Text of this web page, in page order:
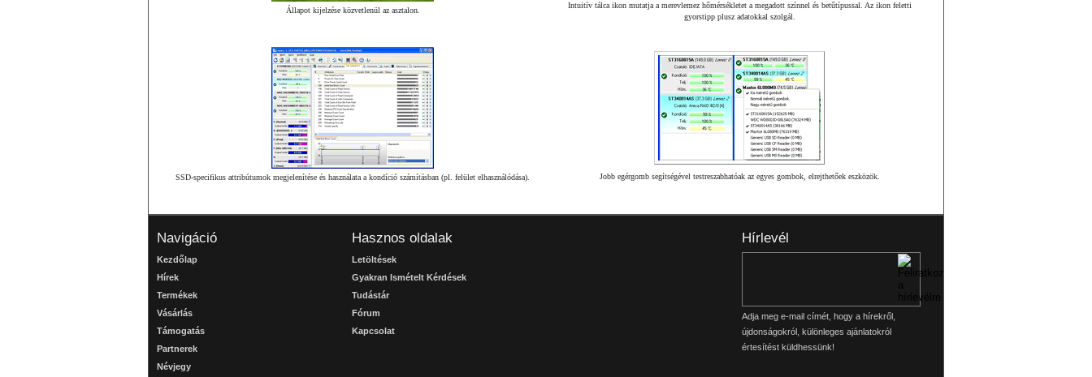
Állapot kijelzése közvetlenül az asztalon.
Intuitív tálca ikon mutatja a merevlemez hőmérsékletet a megadott színnel és betűtípussal. Az ikon feletti
gyorstipp plusz adatokkal szolgál.
SSD-specifikus attribútumok megjelenítése és használata a kondíció számításban (pl. felület elhasználódása). Jobb egérgomb segítségével testreszabhatóak az egyes gombok, elrejthetőek eszközök.
Navigáció
Kezdőlap
Hírek
Termékek
Vásárlás
Támogatás
Partnerek
Névjegy
Hasznos oldalak
Letöltések
Gyakran Ismételt Kérdések
Tudástár
Fórum
Kapcsolat
Hírlevél
Adja meg e-mail címét, hogy a hírekről,
újdonságokról, különleges ajánlatokról
értesítést küldhessünk!